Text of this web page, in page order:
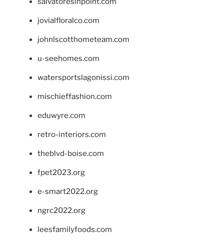
jovialfloralco.com
johnlscotthometeam.com
u-seehomes.com
watersportslagonissi.com
mischieffashion.com
eduwyre.com
retro-interiors.com
theblvd-boise.com
fpet2023.org
e-smart2022.org
ngrc2022.org
leesfamilyfoods.com